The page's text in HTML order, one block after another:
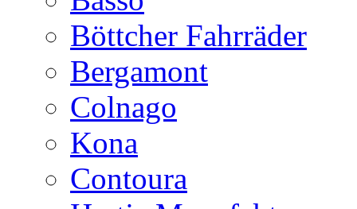
Böttcher Fahrräder
Bergamont
Colnago
Kona
Contoura